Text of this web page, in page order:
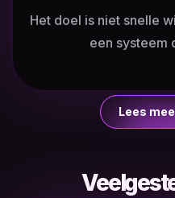
Het doel is niet snelle
een systeem
Lees